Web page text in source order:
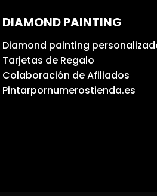
DIAMOND PAINTING
Diamond painting
Tarjetas de Regalo
Colaboración de Afiliados
Pintarpornumerostienda.es